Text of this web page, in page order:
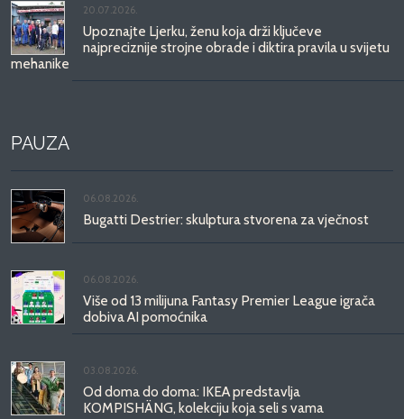
20.07.2026.
Upoznajte Ljerku, ženu koja drži ključeve
najpreciznije strojne obrade i diktira pravila u svijetu
mehanike
PAUZA
06.08.2026.
Bugatti Destrier: skulptura stvorena za vječnost
06.08.2026.
Više od 13 milijuna Fantasy Premier League igrača
dobiva AI pomoćnika
03.08.2026.
Od doma do doma: IKEA predstavlja
KOMPISHÄNG, kolekciju koja seli s vama